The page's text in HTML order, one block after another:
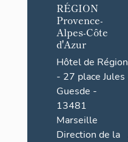
RÉGION
Provence-
Alpes-Côte
d'Azur
Hôtel de Région
- 27 place Jules
Guesde -
13481
Marseille
Direction de la